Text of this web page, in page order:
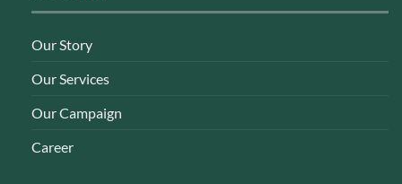
Our Story
Our Services
Our Campaign
Career